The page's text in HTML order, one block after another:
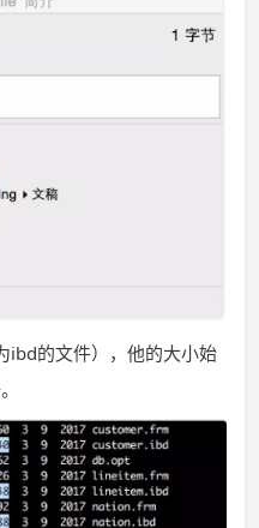
ibd的文件），他的大小始